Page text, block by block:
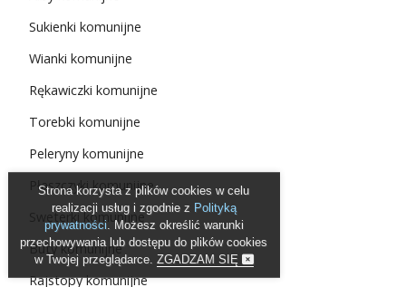
Sukienki komunijne
Wianki komunijne
Rękawiczki komunijne
Torebki komunijne
Peleryny komunijne
Płaszczyki komunijne
Sweterki komunijne
Buty komunijne
Rajstopy komunijne
Strona korzysta z plików cookies w celu
realizacji usług i zgodnie z Polityką
prywatności. Możesz określić warunki
przechowywania lub dostępu do plików cookies
w Twojej przeglądarce. ZGADZAM SIĘ